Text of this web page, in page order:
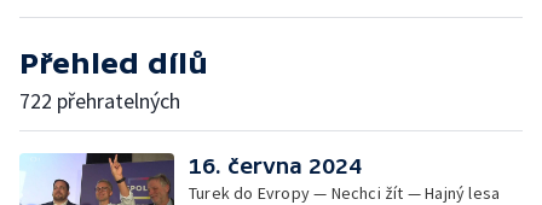
Přehled dílů
722 přehratelných
16. června 2024
Turek do Evropy — Nechci žít — Hajný lesa